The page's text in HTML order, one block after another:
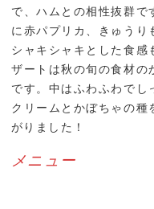
で、ハムとの相性抜群で
に赤パプリカ、きゅうり
シャキシャキとした食
ザートは秋の旬の食材の
です。中はふわふわでし
クリームとかぼちゃの種
がりました！
メニュー